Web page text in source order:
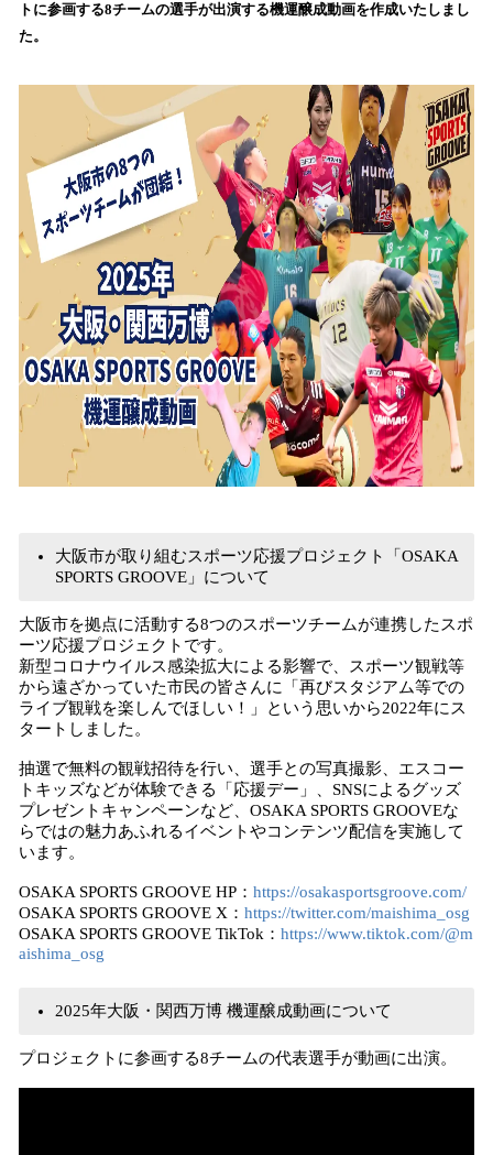
込
み
で
トに参画する8チームの選手が出演する機運醸成動画を作成いたしまし
た。
大阪市が取り組むスポーツ応援プロジェクト「OSAKA
SPORTS GROOVE」について
大阪市を拠点に活動する8つのスポーツチームが連携したスポ
ーツ応援プロジェクトです。
新型コロナウイルス感染拡大による影響で、スポーツ観戦等
から遠ざかっていた市民の皆さんに「再びスタジアム等での
ライブ観戦を楽しんでほしい！」という思いから2022年にス
タートしました。
抽選で無料の観戦招待を行い、選手との写真撮影、エスコー
トキッズなどが体験できる「応援デー」、SNSによるグッズ
プレゼントキャンペーンなど、OSAKA SPORTS GROOVEな
らではの魅力あふれるイベントやコンテンツ配信を実施して
います。
OSAKA SPORTS GROOVE HP： https://osakasportsgroove.com/
OSAKA SPORTS GROOVE X： https://twitter.com/maishima_osg
OSAKA SPORTS GROOVE TikTok： https://www.tiktok.com/@m
aishima_osg
2025年大阪・関西万博 機運醸成動画について
プロジェクトに参画する8チームの代表選手が動画に出演。